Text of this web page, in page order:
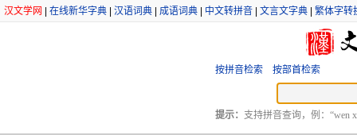
汉文学网 在线新华字典 汉语词典 成语词典 中文转拼音 文言文字典 繁体字转
按拼音检索 按部首检索
提示： 支持拼音查询，例：“wen